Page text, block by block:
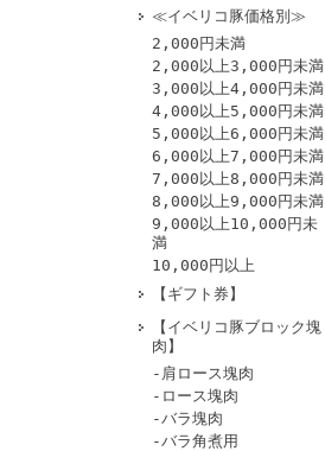
≪イベリコ豚価格別≫
2,000円未満
2,000以上3,000円未満
3,000以上4,000円未満
4,000以上5,000円未満
5,000以上6,000円未満
6,000以上7,000円未満
7,000以上8,000円未満
8,000以上9,000円未満
9,000以上10,000円未
満
10,000円以上
【ギフト券】
【イベリコ豚ブロック塊
肉】
-肩ロース塊肉
-ロース塊肉
-バラ塊肉
-バラ角煮用